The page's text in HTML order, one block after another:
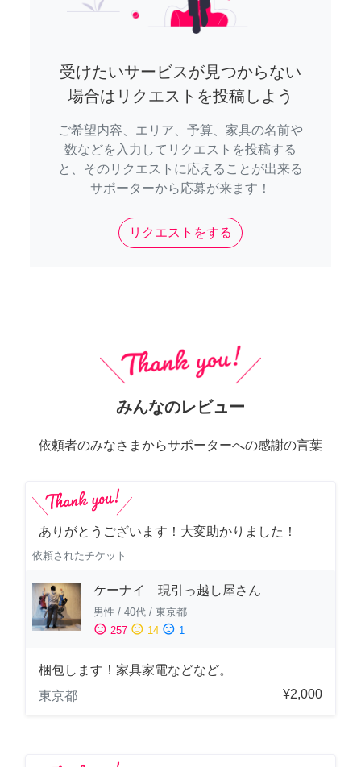
受けたいサービスが見つからない
場合はリクエストを投稿しよう
ご希望内容、エリア、予算、家具の名前や
数などを入力してリクエストを投稿する
と、そのリクエストに応えることが出来る
サポーターから応募が来ます！
リクエストをする
みんなのレビュー
依頼者のみなさまからサポーターへの感謝の言葉
ありがとうございます！大変助かりました！
依頼されたチケット
ケーナイ 現引っ越し屋さん
男性 / 40代 / 東京都
sentiment_satisfied 257 sentiment_neutral 14 sentiment_dissatisfied 1
梱包します！家具家電などなど。
東京都
¥2,000